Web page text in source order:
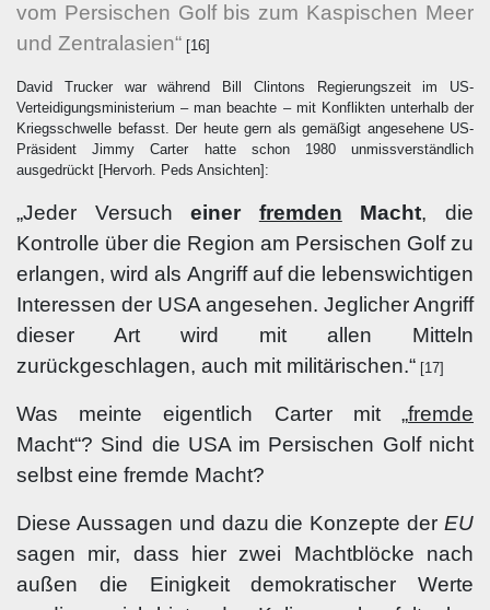
vom Persischen Golf bis zum Kaspischen Meer
und Zentralasien“ [16]
David Trucker war während Bill Clintons Regierungszeit im US-
Verteidigungsministerium – man beachte – mit Konflikten unterhalb der
Kriegsschwelle befasst. Der heute gern als gemäßigt angesehene US-
Präsident Jimmy Carter hatte schon 1980 unmissverständlich
ausgedrückt [Hervorh. Peds Ansichten] :
„Jeder Versucheiner fremden Macht, die
Kontrolle über die Region am Persischen Golf zu
erlangen, wird als Angriff auf die lebenswichtigen
Interessen der USA angesehen. Jeglicher Angriff
dieser Art wird mit allen Mitteln
zurückgeschlagen, auch mit militärischen.“ [17]
Was meinte eigentlich Carter mit „fremde
Macht“? Sind die USA im Persischen Golf nicht
selbst eine fremde Macht?
Diese Aussagen und dazu die Konzepte der EU
sagen mir, dass hier zwei Machtblöcke nach
außen die Einigkeit demokratischer Werte